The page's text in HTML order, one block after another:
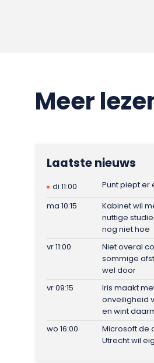
Meer
Laatste nieuws
di 11:00
Punt piept er
ma 10:15
Kabinet wil
nuttige
nog niet hoe
vr 11:00
Niet overal
sommige
wel door
vr 09:15
Iris maakt
onveiligheid
en wint
wo 16:00
Microsoft de
Utrecht wil